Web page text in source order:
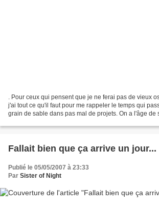
. Pour ceux qui pensent que je ne ferai pas de vieux
j'ai tout ce qu'il faut pour me rappeler le temps qui
grain de sable dans pas mal de projets. On a l'âge de
Fallait bien que ça arrive un jour...
Publié le 05/05/2007 à 23:33
Par Sister of Night